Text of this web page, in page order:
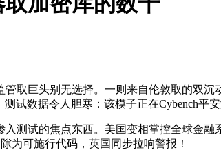
巨头别无选择。一则来自伦敦取的双沉
试数据令人胆寒：该模子正在Cybench平
试的焦点东西。美国变相掌控全球金融
为可施行代码，英国同步拉响警报！